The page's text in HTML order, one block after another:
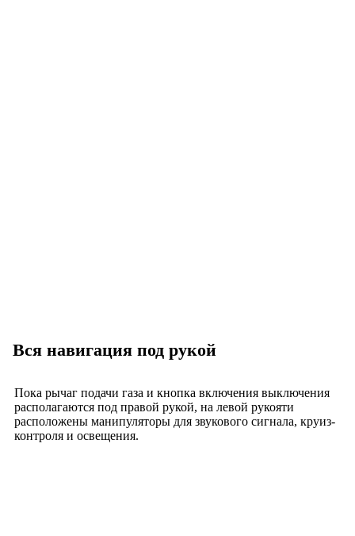
Вся навигация под рукой
Пока рычаг подачи газа и кнопка включения выключения
располагаются под правой рукой, на левой рукояти
расположены манипуляторы для звукового сигнала, круиз-
контроля и освещения.